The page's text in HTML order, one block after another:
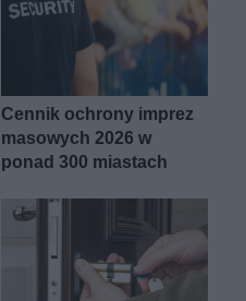
Cennik ochrony imprez
masowych 2026 w
ponad 300 miastach